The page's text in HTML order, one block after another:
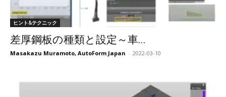
ヒント&テクニック
差厚鋼板の種類と設定～車...
Masakazu Muramoto, AutoForm Japan - 2022-03-10